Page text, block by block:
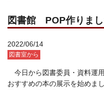
図書館 POP作りま
2022/06/14
図書室から
今日から図書委員・資料運
おすすめの本の展示を始めま